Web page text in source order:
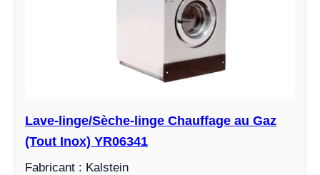
Lave-linge/Sèche-linge Chauffage au Gaz
(Tout Inox) YR06341
Fabricant : Kalstein